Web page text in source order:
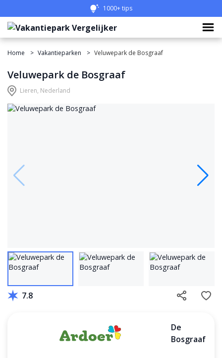
1000+ tips
Home Vakantieparken Veluwepark de Bosgraaf
Veluwepark de Bosgraaf
Lieren, Nederland
7.8
De
Bosgraaf